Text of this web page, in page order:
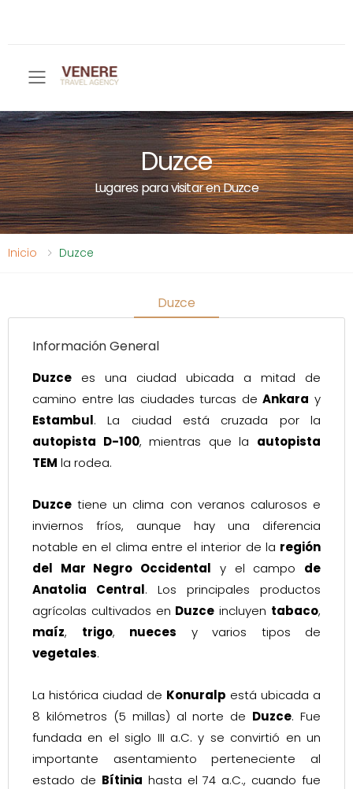
Toggle mobile menu
Duzce
Lugares para visitar en Duzce
Inicio Duzce
Duzce
Información General
Duzce es una ciudad ubicada a mitad de
camino entre las ciudades turcas deAnkara y
Estambul. La ciudad está cruzada por la
autopista D-100, mientras que la autopista
TEM la rodea.
Duzce tiene un clima con veranos calurosos e
inviernos fríos, aunque hay una diferencia
notable en el clima entre el interior de la región
del Mar Negro Occidental y el campo de
Anatolia Central. Los principales productos
agrícolas cultivados en Duzce incluyen tabaco,
maíz, trigo, nueces y varios tipos de
vegetales.
La histórica ciudad de Konuralp está ubicada a
8 kilómetros (5 millas) al norte de Duzce. Fue
fundada en el siglo III a.C. y se convirtió en un
importante asentamiento perteneciente al
estado de Bítinia hasta el 74 a.C., cuando fue